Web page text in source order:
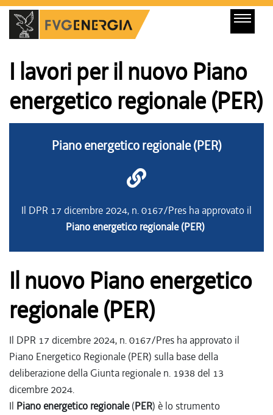
I lavori per il nuovo Piano
energetico regionale (PER)
Piano energetico regionale (PER)
Il DPR 17 dicembre 2024, n. 0167/Pres ha approvato il
Piano energetico regionale (PER)
Il nuovo Piano energetico
regionale (PER)
Il DPR 17 dicembre 2024, n. 0167/Pres ha approvato il
Piano Energetico Regionale (PER) sulla base della
deliberazione della Giunta regionale n. 1938 del 13
dicembre 2024.
Il Piano energetico regionale(PER) è lo strumento